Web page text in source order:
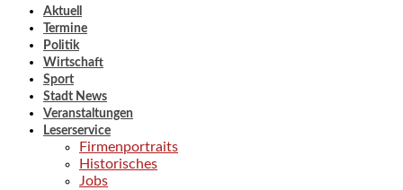
Aktuell
Termine
Politik
Wirtschaft
Sport
Stadt News
Veranstaltungen
Leserservice
Firmenportraits
Historisches
Jobs